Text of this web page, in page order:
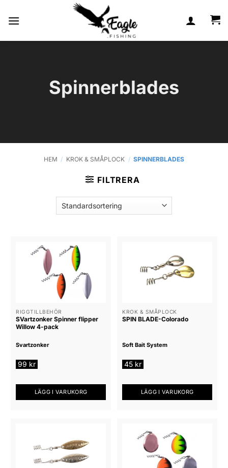
Spinnerblades
HEM / KROK & SMÅPLOCK / SPINNERBLADES
FILTRERA
RIGGTILLBEHÖR
SVartzonker Spinner flipper
Willow 4-pack
Svartzonker
99 kr
LÄGG I VARUKORG
KROK & SMÅPLOCK
SPIN BLADE-Colorado
Soft Bait System
45 kr
LÄGG I VARUKORG